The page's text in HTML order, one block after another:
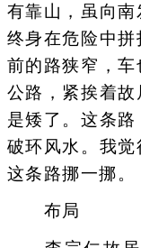
有靠山，虽向
终身在危险中
前的路狭窄，
公路，紧挨着
是矮了。这条
破环风水。我
这条路挪一挪。
布局